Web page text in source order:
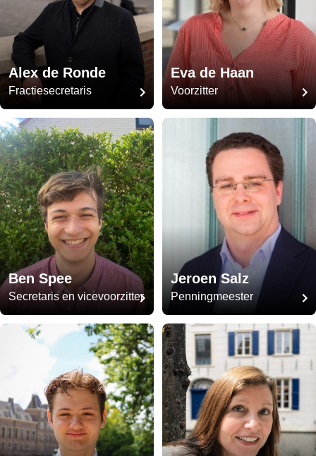
Alex de Ronde
Fractiesecretaris
Eva de Haan
Voorzitter
Ben Spee
Secretaris en vicevoorzitter
Jeroen Salz
Penningmeester